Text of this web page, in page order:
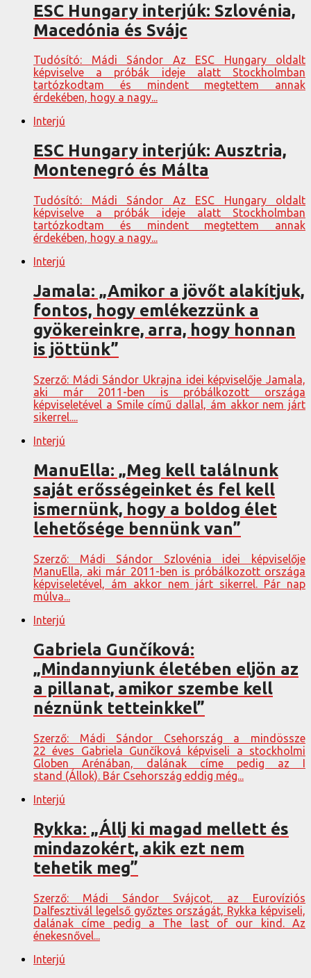
ESC Hungary interjúk: Szlovénia,
Macedónia és Svájc
Tudósító: Mádi Sándor Az ESC Hungary oldalt
képviselve a próbák ideje alatt Stockholmban
tartózkodtam és mindent megtettem annak
érdekében, hogy a nagy...
Interjú
ESC Hungary interjúk: Ausztria,
Montenegró és Málta
Tudósító: Mádi Sándor Az ESC Hungary oldalt
képviselve a próbák ideje alatt Stockholmban
tartózkodtam és mindent megtettem annak
érdekében, hogy a nagy...
Interjú
Jamala: „Amikor a jövőt alakítjuk,
fontos, hogy emlékezzünk a
gyökereinkre, arra, hogy honnan
is jöttünk”
Szerző: Mádi Sándor Ukrajna idei képviselője Jamala,
aki már 2011-ben is próbálkozott országa
képviseletével a Smile című dallal, ám akkor nem járt
sikerrel....
Interjú
ManuElla: „Meg kell találnunk
saját erősségeinket és fel kell
ismernünk, hogy a boldog élet
lehetősége bennünk van”
Szerző: Mádi Sándor Szlovénia idei képviselője
ManuElla, aki már 2011-ben is próbálkozott országa
képviseletével, ám akkor nem járt sikerrel. Pár nap
múlva...
Interjú
Gabriela Gunčíková:
„Mindannyiunk életében eljön az
a pillanat, amikor szembe kell
néznünk tetteinkkel”
Szerző: Mádi Sándor Csehország a mindössze
22 éves Gabriela Gunčíková képviseli a stockholmi
Globen Arénában, dalának címe pedig az I
stand (Állok). Bár Csehország eddig még...
Interjú
Rykka: „Állj ki magad mellett és
mindazokért, akik ezt nem
tehetik meg”
Szerző: Mádi Sándor Svájcot, az Eurovíziós
Dalfesztivál legelső győztes országát, Rykka képviseli,
dalának címe pedig a The last of our kind. Az
énekesnővel...
Interjú